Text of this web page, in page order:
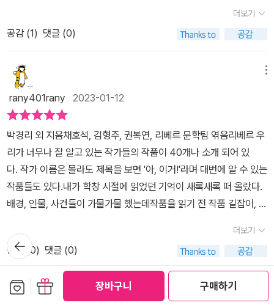
장바구니 구매하기
안하면 그목적에는 충분한 책이라 할 수 있었는데, 성인도 이 책을 통
해 소개된 작품을 제대로 읽어보고 싶은욕구를 불러일으켜서 한국 대
표 중장편 소설의 가이드북으로 삼기에도 손색이 없는 책이었다.
『완득이』까지 폭넓은 독서를 할 수 있도록 구성했고, 이 책은 하나의
문학 작품을 재미있게 공부할 수 있도록 다양한 방법으로 노력했다는
는데 구성 단계에 따라 줄거리를 두어 꼭 읽어야 할 부분은 읽고, 줄거
리와 삽화 등을 통하여 읽을 수 있도록 되어 있는 것이 무엇보다 장점
이고 수능이나 논술, 내신을 위해서 중고생들이 읽으면 더없이 좋을
책이라 생각되네요. 하지만 성인들도 읽으면 교양을 쌓는 데 좋을 작
품들이죠. 안 읽어 본 소설들을 읽고 다양한 간접 경험을 많이 해 봐야
겠어요.
더라도 중고생이 꼭 읽어야할 중장편 소설 40편이라도 꼭 읽어주었
음 하는 바람에 이 책을 읽어보게 되었다. 이 책은 각 작품마다 작가에
대해서 안내하고 작품 길잡이, 인물 관계도, 구성과 줄거리등으로 구
성되어 아이들이 쉽게 이해하고 읽어 작품을 완전하게 이해할 수 있
게 되어있다.중간 부분 줄거리까지 있는 것이 신기했다.읽으면서 어
려운 어휘는 주석을 달아 놓아서 내용을 이해할 수 있게 되어 있다. 중
고등학교 교육과정에서 빠지지 않고 등장하는 작품 위주로 되어 있어
서 입시를 준비하는 아이들에게 많은 도움을 줄 든든한 책이다. 책을
읽으면서 나의 학창시절이 생각나기도 하고 시험을 보던 생각이 났
다. 컬러풀한 삽화가 중간에 삽입이 되어 있어 너무 지루하지 않게 책
을 읽을 수 있게 되어 있고 마지막 부분 생각해 볼까요에서는 선생님
과 학생의 질문답 형식으로 되어 있어서 책을 읽으면서 미처 생각해
보지 못한 부분까지 체크할 수 있게 되어 있다.모든 내용이 다 들어간
소설을 한권씩 다 읽어보면 좋겠지만 시간도 없고 할일이 많은 중고
등학생 아이들이 한번쯤 쭈욱 읽어보기에 좋은책 인것 같다. 아이들
뿐만 아니라 성인들도 교양도서로 읽어보면 좋은 책으로 추천한다.
[이 글은 출판사로부터 도서를 협찬받아 주관적인 견해에 의해 작성
더보기
공감 (1) 댓글 (0)
rany401rany 2023-01-12
박경리 외 지음채호석, 김형주, 권복연, 리베르 문학팀 엮음리베르 우
리가 너무나 잘 알고 있는 작가들의 작품이 40개나 소개 되어 있
다. 작가 이름은 몰라도 제목을 보면 '아, 이거!'라며 대번에 알 수 있는
작품들도 있다.내가 학창 시절에 읽었던 기억이 새록새록 떠 올랐다.
배경, 인물, 사건들이 가물가물 했는데작품을 읽기 전 작품 길잡이, 인
이 기억났다. 책 한 권에 달하는 중장편을 다 싣지 못하기에소설 한 장
면이 나오고 -중략-으로 간략하게 나와 있어완독 하지 못하는 것이
좀 아쉽다. 각 작품 중 관심 있는 작품부터 내용 파악을 한 후 해
당 책을 읽는다면 두꺼운 책이 두렵지 않고 쉽고 재미있게 읽을 수 있
더보기
공감 ( 0) 댓글 (0)
뒤로가
기